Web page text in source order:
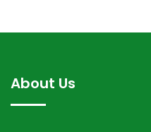
About Us